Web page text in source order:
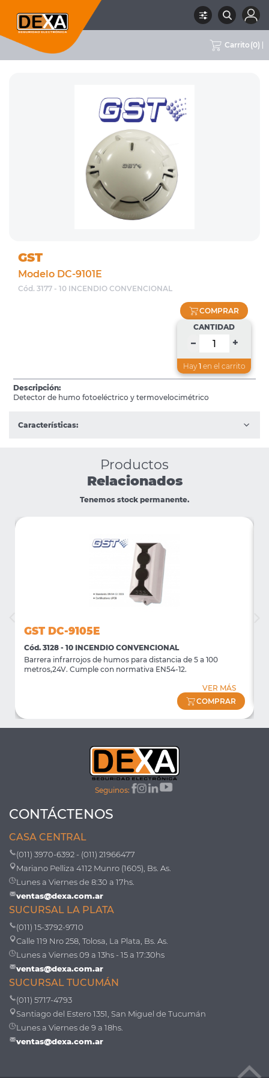
Carrito (0)
10 INCENDIO
DETECTORES DE INCENDIO
GST
Modelo DC-9101E
Cód. 3177 - 10 INCENDIO CONVENCIONAL
COMPRAR
CANTIDAD
– +
Hay 1 en el carrito
Descripción:
Detector de humo fotoeléctrico y termovelocimétrico
Características:
Productos
Relacionados
Tenemos stock permanente.
GST DC-9105E
Cód. 3128 - 10 INCENDIO CONVENCIONAL
Barrera infrarrojos de humos para distancia de 5 a 100
metros,24V. Cumple con normativa EN54-12.
VER MÁS
COMPRAR
Seguinos:
CONTÁCTENOS
CASA CENTRAL
(011) 3970-6392 - (011) 21966477
Mariano Pelliza 4112 Munro (1605), Bs. As.
Lunes a Viernes de 8:30 a 17hs.
ventas@dexa.com.ar
SUCURSAL LA PLATA
(011) 15-3792-9710
Calle 119 Nro 258, Tolosa, La Plata, Bs. As.
Lunes a Viernes 09 a 13hs - 15 a 17:30hs
ventas@dexa.com.ar
SUCURSAL TUCUMÁN
(011) 5717-4793
Santiago del Estero 1351, San Miguel de Tucumán
Lunes a Viernes de 9 a 18hs.
ventas@dexa.com.ar